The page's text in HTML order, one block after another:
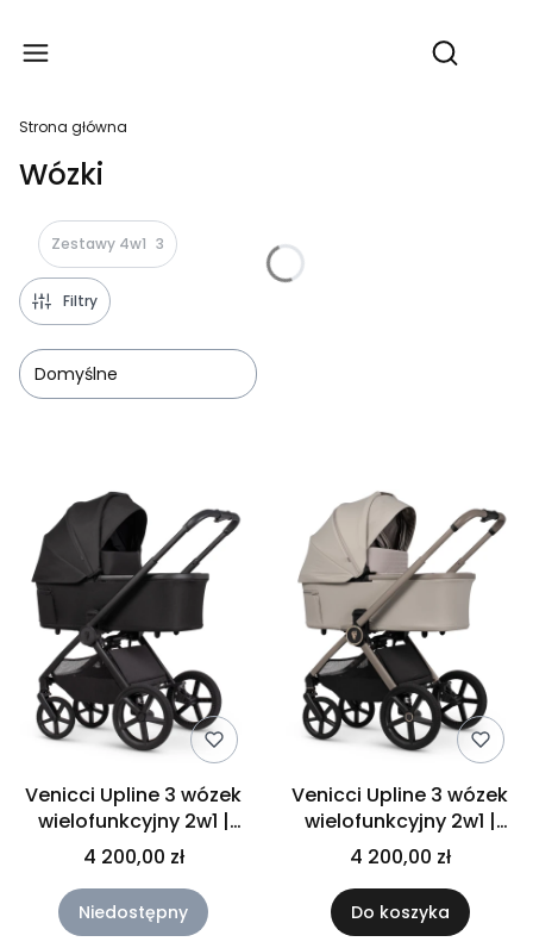
Otwórz
Strona główna
Wózki
Zestawy 4w1 3
Filtry
Domyślne
Venicci Upline 3 wózek
wielofunkcyjny 2w1 |
Onyx
4 200,00 zł
Niedostępny
Venicci Upline 3 wózek
wielofunkcyjny 2w1 |
Pebble
4 200,00 zł
Do koszyka